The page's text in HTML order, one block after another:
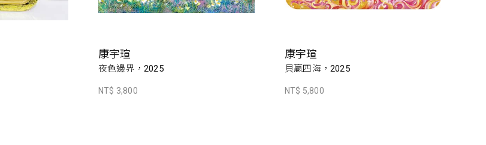
康宇瑄
夜色邊界，2025
NT$ 3,800
康宇瑄
貝贏四海，2025
NT$ 5,800